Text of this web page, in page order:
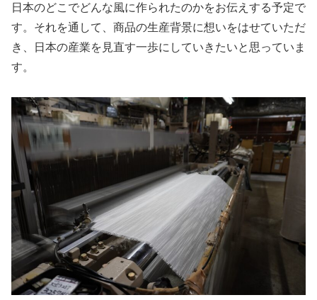
日本のどこでどんな風に作られたのかをお伝えする予定で
す。それを通して、商品の生産背景に想いをはせていただ
き、日本の産業を見直す一歩にしていきたいと思っていま
す。